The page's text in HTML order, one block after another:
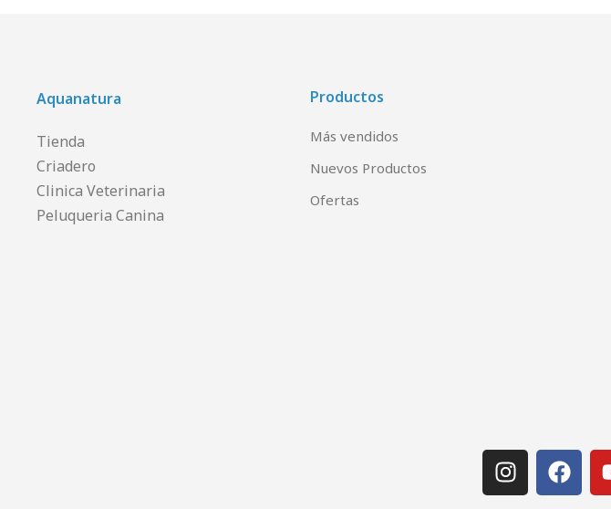
Aquanatura
Tienda
Criadero
Clinica Veterinaria
Peluqueria Canina
Productos
Más vendidos
Nuevos Productos
Ofertas